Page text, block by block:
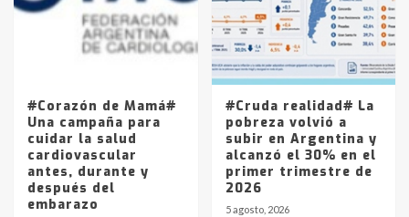
Los precios de los combustibles en
La Pampa, desde YPF hasta Axion
entre 857 a 1338 pesos
#Corazón de Mamá#
Una campaña para
cuidar la salud
cardiovascular
antes, durante y
después del
embarazo
#Cruda realidad# La
pobreza volvió a
subir en Argentina y
alcanzó el 30% en el
primer trimestre de
2026
5 agosto, 2026